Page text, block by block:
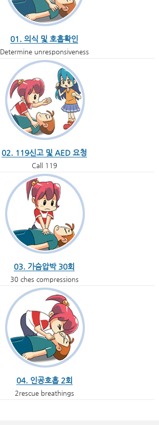
01. 의식 및 호흡확인
Determine unresponsiveness
02. 119신고 및 AED 요청
Call 119
03. 가슴압박 30회
30 ches compressions
04. 인공호흡 2회
2rescue breathings